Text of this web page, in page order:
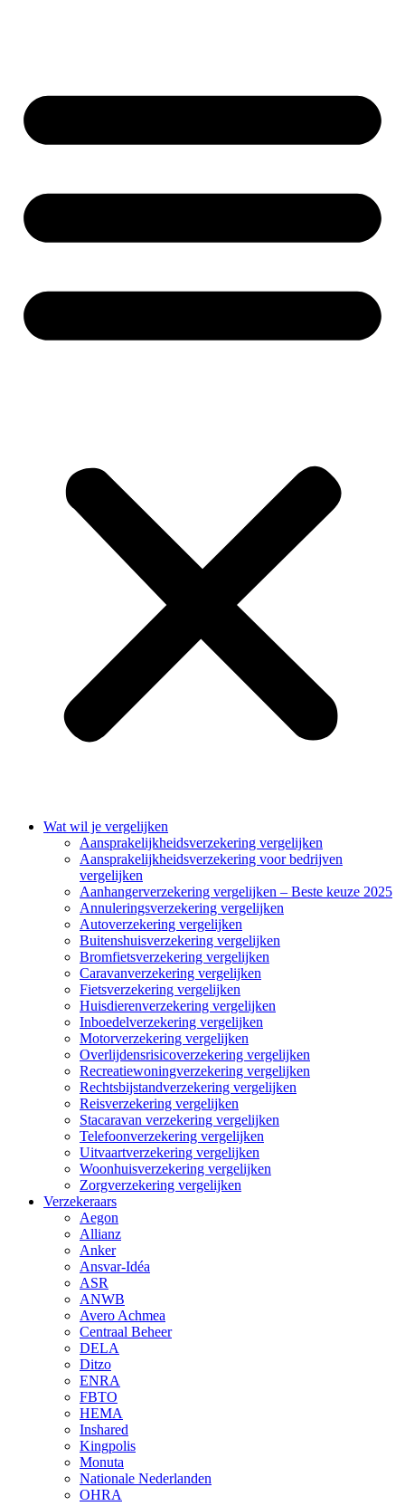
Wat wil je vergelijken
Aansprakelijkheidsverzekering vergelijken
Aansprakelijkheidsverzekering voor bedrijven
vergelijken
Aanhangerverzekering vergelijken – Beste keuze 2025
Annuleringsverzekering vergelijken
Autoverzekering vergelijken
Buitenshuisverzekering vergelijken
Bromfietsverzekering vergelijken
Caravanverzekering vergelijken
Fietsverzekering vergelijken
Huisdierenverzekering vergelijken
Inboedelverzekering vergelijken
Motorverzekering vergelijken
Overlijdensrisicoverzekering vergelijken
Recreatiewoningverzekering vergelijken
Rechtsbijstandverzekering vergelijken
Reisverzekering vergelijken
Stacaravan verzekering vergelijken
Telefoonverzekering vergelijken
Uitvaartverzekering vergelijken
Woonhuisverzekering vergelijken
Zorgverzekering vergelijken
Verzekeraars
Aegon
Allianz
Anker
Ansvar-Idéa
ASR
ANWB
Avero Achmea
Centraal Beheer
DELA
Ditzo
ENRA
FBTO
HEMA
Inshared
Kingpolis
Monuta
Nationale Nederlanden
OHRA